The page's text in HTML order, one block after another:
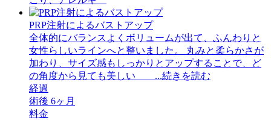
PRP注射によるバストアップ
全体的にバランスよくボリュームが出て、ふんわりと
女性らしいラインへと整いました。 丸みと柔らかさが
加わり、サイズ感もしっかりとアップすることで、ど
の角度から見ても美しい ...続きを読む
経過
術後 6ヶ月
料金